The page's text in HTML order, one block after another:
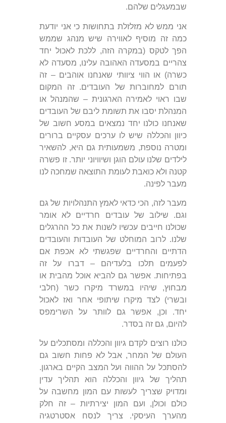
שבמעגלים שלהם.
אני ממש לא מזלזלת בתחושות כי אני יודעת
כמה זה מוסיף לאווירה שיש מנהג שממש
הפך לטקס (במקרה הזה, ללכת לאכול יחד
צהריים במסעדה האהובה עלינו, מסעדה לא
כשרה) או הווי ציוותי שאנחנו אוהבים – זה
תורם למחוברות של העובדים. זה המקום
שבו ראוי לאמירה הארגונית – שהמנהל או
המנהלת יסבו את תשומת ליבם של העובדים
שאנחנו כולנו יחד נמצאים במסע חשוב של
כיוון והכללה שיש לו ערכים עסקיים ברורים
ומטרה נוספת, משמעותית גם היא, להשאיר
לילדים שלנו עולם הוגן ושיוויוני יותר. זו פשרה
קטנה ולא כואבת לעומת התוצאה שמחכה לנו
מעבר לפינה.
מעבר לזה, הכי כדאי לאמץ התנהלויות של גם
וגם. שילוב של עובדים חרדיים לא אומר
שכולנו חייבים עכשיו לשנות את כל ההרגלים
שלנו. לרוב המוחלט של העובדות והעובדים
הדתיים והחרדיים שפגשתי לא אכפת אם
לפעמים תלכו בלעדיהם – דברו על זה
בפתיחות. אפשר גם להביא אוכל מהבית או
מבחוץ, שיהיו במשרד מיקרו כשר (חלבי
ובשרי) לצד מיקרו שיתופי אחר ואז לאכול
יחד. וכן, אפשר גם לוותר על השרימפס
להיום, גם זה בסדר.
כולנו רוצים לקדם גיוון והכללה ומסתכלים על
העולם של המחר, אבל לא פחות חשוב גם
להסתכל על ההווה ועל המצב הקיים בארגון.
תהליך של גיוון והכללה הוא תהליך עדין
ומדויק שצריך לעשות עם המון מחשבה על
כולם וכולן, ועם המון יצירתיות – זה חלק
מהערך העיסקי. צריך לנסח אסטרטגיה